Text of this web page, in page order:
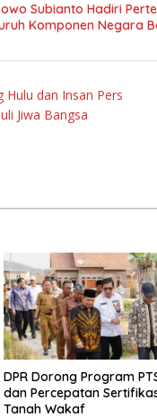
Subianto Hadiri
Komponen Negara
Hulu dan Insan Pers
Jiwa Bangsa
DPR Dorong Program
dan Percepatan
Tanah Wakaf